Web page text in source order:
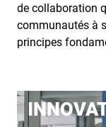
de collaboration
communautés à
principes